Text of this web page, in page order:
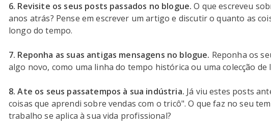
6. Revisite os seus posts passados no blogue. O que escreveu
anos atrás? Pense em escrever um artigo e discutir o quanto as
longo do tempo.
7. Reponha as suas antigas mensagens no blogue. Reponha os
algo novo, como uma linha do tempo histórica ou uma colecção de
8. Ate os seus passatempos à sua indústria. Já viu estes posts
coisas que aprendi sobre vendas com o tricô". O que faz no seu
trabalho se aplica à sua vida profissional?